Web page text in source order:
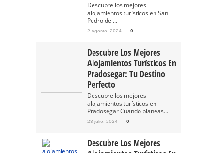
Descubre los mejores
alojamientos turísticos en San
Pedro del...
2 agosto, 2024 0
Descubre Los Mejores
Alojamientos Turísticos En
Pradosegar: Tu Destino
Perfecto
Descubre los mejores
alojamientos turísticos en
Pradosegar Cuando planeas...
23 julio, 2024 0
Descubre Los Mejores